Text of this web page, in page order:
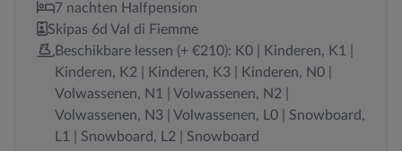
7 nachten Halfpension
Skipas 6d Val di Fiemme
Beschikbare lessen (+ €210): K0 | Kinderen, K1 |
Kinderen, K2 | Kinderen, K3 | Kinderen, N0 |
Volwassenen, N1 | Volwassenen, N2 |
Volwassenen, N3 | Volwassenen, L0 | Snowboard,
L1 | Snowboard, L2 | Snowboard